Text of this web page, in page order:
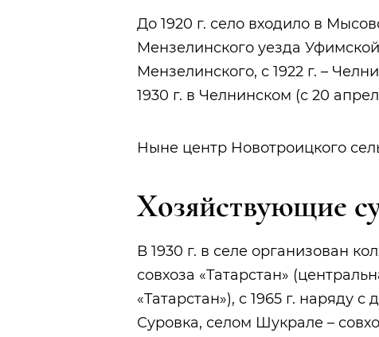
До 1920 г. село входило в
Мензелинского уезда
Мензелинского, с 1922 г. –
1930 г. в Челнинском (с 20
Ныне центр Новотроицкого
Хозяйствующие
В 1930 г. в селе организован
совхоза «Татарстан»
«Татарстан»), с 1965 г. наряду
Суровка, селом Шукрале –